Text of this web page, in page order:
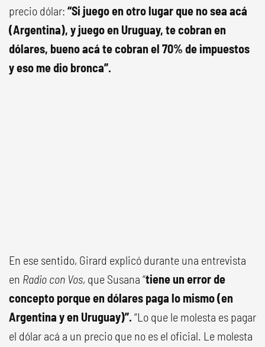
precio dólar: “Si juego en otro lugar que no sea acá
(Argentina), y juego en Uruguay, te cobran en
dólares, bueno acá te cobran el 70% de impuestos
y eso me dio bronca”.
En ese sentido, Girard explicó durante una entrevista
en Radio con Vos, que Susana “tiene un error de
concepto porque en dólares paga lo mismo (en
Argentina y en Uruguay)”. “Lo que le molesta es pagar
el dólar acá a un precio que no es el oficial. Le molesta